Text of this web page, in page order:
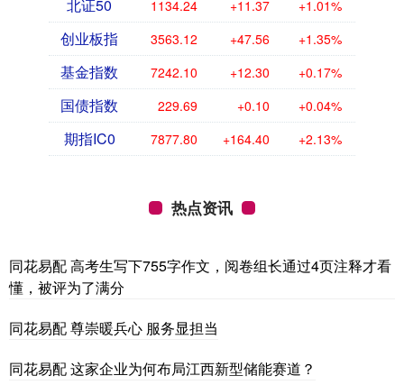
北证50 1134.24 +11.37 +1.01%
创业板指 3563.12 +47.56 +1.35%
基金指数 7242.10 +12.30 +0.17%
国债指数 229.69 +0.10 +0.04%
期指IC0 7877.80 +164.40 +2.13%
热点资讯
同花易配 高考生写下755字作文，阅卷组长通过4页注释才看
懂，被评为了满分
同花易配 尊崇暖兵心 服务显担当
同花易配 这家企业为何布局江西新型储能赛道？